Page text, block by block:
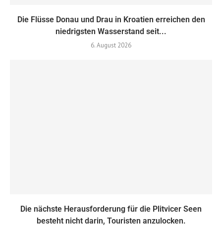
Die Flüsse Donau und Drau in Kroatien erreichen den
niedrigsten Wasserstand seit...
6. August 2026
Die nächste Herausforderung für die Plitvicer Seen
besteht nicht darin, Touristen anzulocken.